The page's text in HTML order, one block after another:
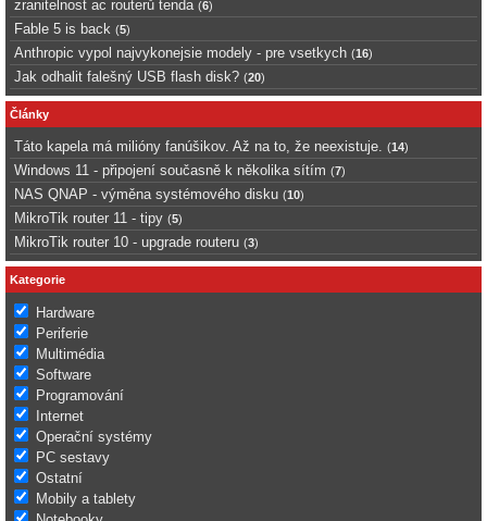
zranitelnost ac routerů tenda (6)
Fable 5 is back (5)
Anthropic vypol najvykonejsie modely - pre vsetkych (16)
Jak odhalit falešný USB flash disk? (20)
Články
Táto kapela má milióny fanúšikov. Až na to, že neexistuje. (14)
Windows 11 - připojení současně k několika sítím (7)
NAS QNAP - výměna systémového disku (10)
MikroTik router 11 - tipy (5)
MikroTik router 10 - upgrade routeru (3)
Kategorie
Hardware
Periferie
Multimédia
Software
Programování
Internet
Operační systémy
PC sestavy
Ostatní
Mobily a tablety